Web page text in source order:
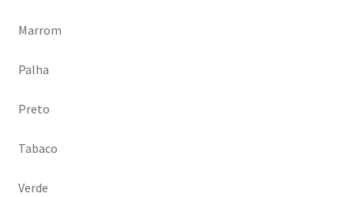
Marrom
Palha
Preto
Tabaco
Verde